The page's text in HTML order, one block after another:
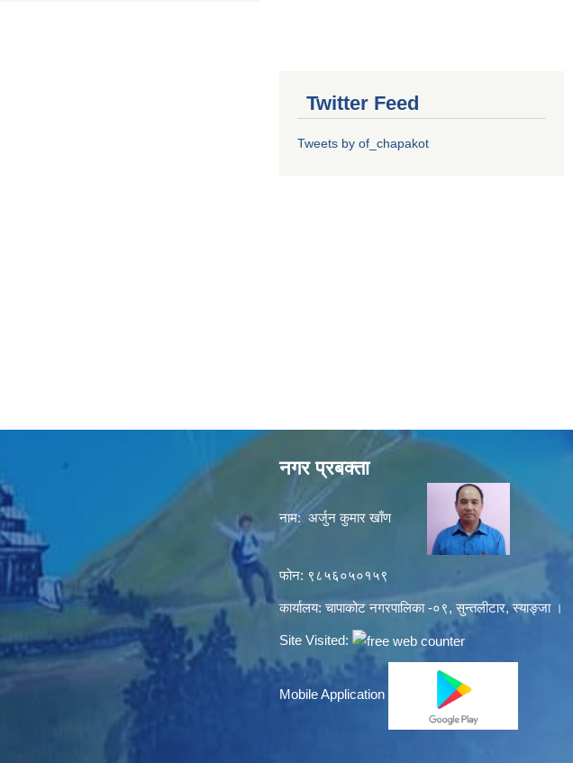
Twitter Feed
Tweets by of_chapakot
नगर प्रबक्ता
नाम: अर्जुन कुमार खाँण
फोन: ९८५६०५०१५९
कार्यालय: चापाकोट नगरपालिका -०९, सुन्तलीटार, स्याङ्जा ।
Site Visited:
Mobile Application